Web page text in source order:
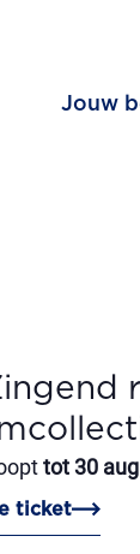
Jouw
tot 30
ticket